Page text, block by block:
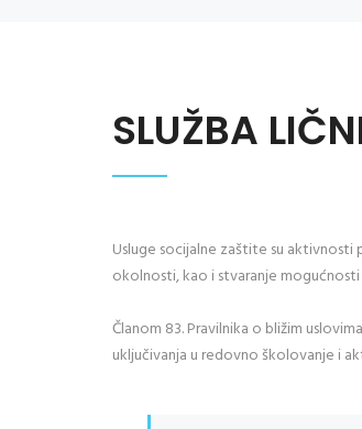
SLUŽBA
Usluge socijalne zaštite su
okolnosti, kao i stvaranje
Članom 83. Pravilnika o bližim
uključivanja u redovno školovanje i